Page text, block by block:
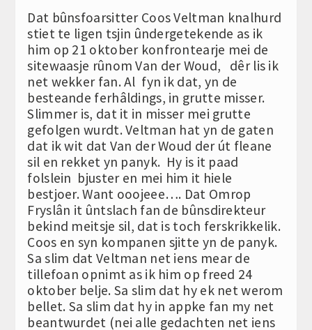
Dat bûnsfoarsitter Coos Veltman knalhurd
stiet te ligen tsjin ûndergetekende as ik
him op 21 oktober konfrontearje mei de
sitewaasje rûnom Van der Woud, dêr lis ik
net wekker fan. Al fyn ik dat, yn de
besteande ferhâldings, in grutte misser.
Slimmer is, dat it in misser mei grutte
gefolgen wurdt. Veltman hat yn de gaten
dat ik wit dat Van der Woud der út fleane
sil en rekket yn panyk. Hy is it paad
folslein bjuster en mei him it hiele
bestjoer. Want ooojeee…. Dat Omrop
Fryslân it ûntslach fan de bûnsdirekteur
bekind meitsje sil, dat is toch ferskrikkelik.
Coos en syn kompanen sjitte yn de panyk.
Sa slim dat Veltman net iens mear de
tillefoan opnimt as ik him op freed 24
oktober belje. Sa slim dat hy ek net werom
bellet. Sa slim dat hy in appke fan my net
beantwurdet (nei alle gedachten net iens